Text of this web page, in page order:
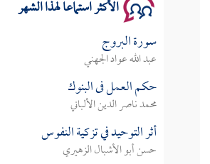
الأكثر استماعا لهذا الشهر
سورة البروج
عبد الله عواد الجهني
حكم العمل فى البنوك
محمد ناصر الدين الألباني
أثر التوحيد في تزكية النفوس
حسن أبو الأشبال الزهيري